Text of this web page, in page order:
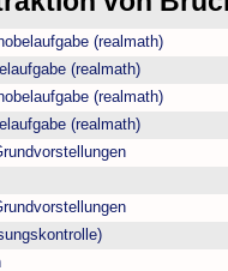
(realmath)
(realmath)
(realmath)
(realmath)